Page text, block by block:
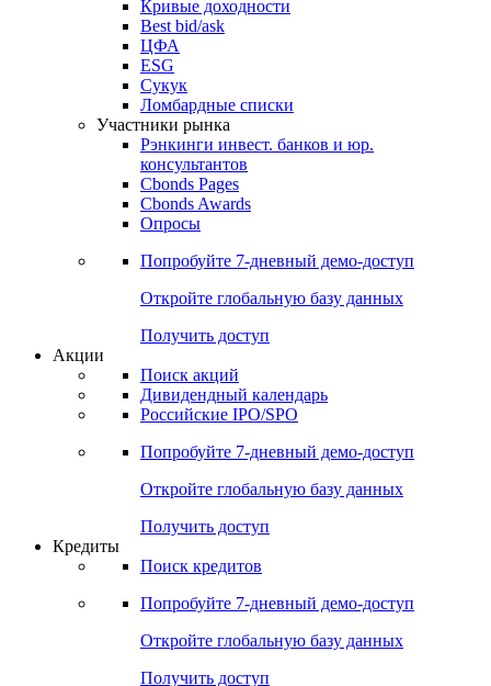
Кривые доходности
Best bid/ask
ЦФА
ESG
Сукук
Ломбардные списки
Участники рынка
Рэнкинги инвест. банков и юр.
консультантов
Cbonds Pages
Cbonds Awards
Опросы
Попробуйте 7-дневный демо-доступ
Откройте глобальную базу данных
Получить доступ
Акции
Поиск акций
Дивидендный календарь
Российские IPO/SPO
Попробуйте 7-дневный демо-доступ
Откройте глобальную базу данных
Получить доступ
Кредиты
Поиск кредитов
Попробуйте 7-дневный демо-доступ
Откройте глобальную базу данных
Получить доступ